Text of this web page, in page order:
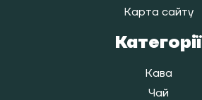
Карта сайту
Категорії
Кава
Чай